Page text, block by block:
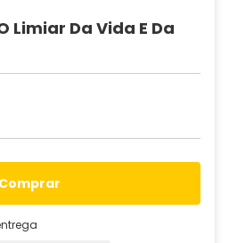
Limiar Da Vida E Da
comprar